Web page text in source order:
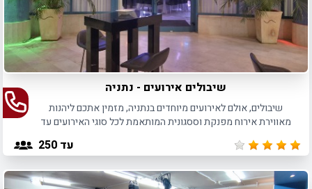
שיבולים אירועים - נתניה
שיבולים, אולם לאירועים מיוחדים בנתניה, מזמין אתכם ליהנות
מאווירת אירוח מפנקת וססגונית המותאמת לכל סוגי האירועים עד
עד 250